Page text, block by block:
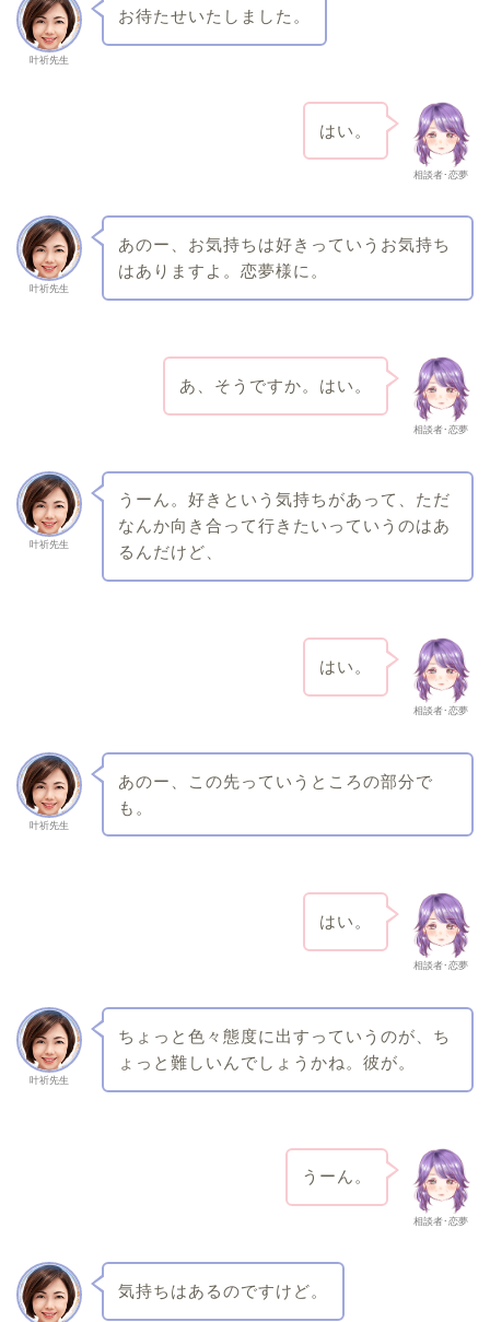
叶祈先生
お待たせいたしました。
相談者･恋夢
はい。
叶祈先生
あのー、お気持ちは好きっていうお気持ち
はありますよ。恋夢様に。
相談者･恋夢
あ、そうですか。はい。
叶祈先生
うーん。好きという気持ちがあって、ただ
なんか向き合って行きたいっていうのはあ
るんだけど、
相談者･恋夢
はい。
叶祈先生
あのー、この先っていうところの部分で
も。
相談者･恋夢
はい。
叶祈先生
ちょっと色々態度に出すっていうのが、ち
ょっと難しいんでしょうかね。彼が。
相談者･恋夢
うーん。
気持ちはあるのですけど。